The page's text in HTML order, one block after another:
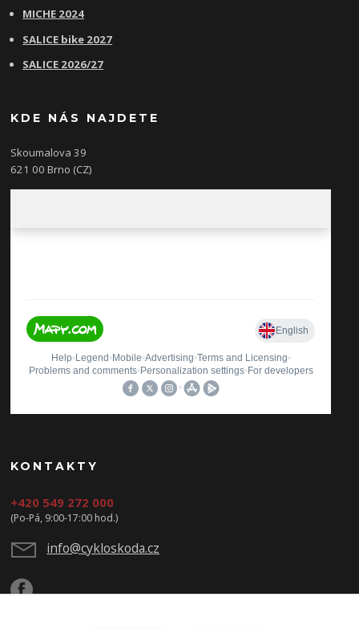
MICHE 2024
SALICE bike 2027
SALICE 2026/27
KDE NÁS NAJDETE
Skoumalova 39
621 00 Brno (CZ)
KONTAKTY
+420 549 272 000
(Po-Pá, 9:00-17:00 hod.)
info@cykloskoda.cz